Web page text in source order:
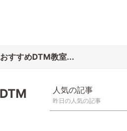
すすめDTM教室...
人気の記事
昨日の人気の記事